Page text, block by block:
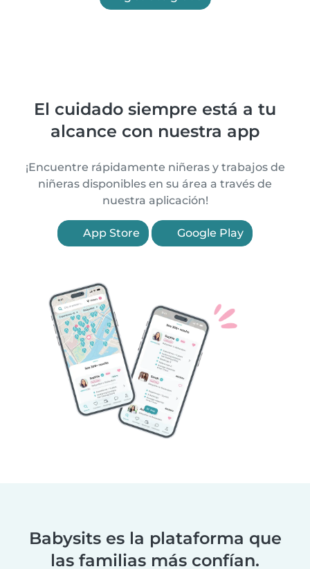
El cuidado siempre está a tu
alcance con nuestra app
¡Encuentre rápidamente niñeras y trabajos de
niñeras disponibles en su área a través de
nuestra aplicación!
App Store Google Play
Babysits es la plataforma que
las familias más confían.